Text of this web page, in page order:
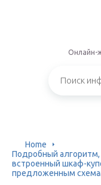
Онлайн-
Home
Подробный
встроенный шкаф-
предложенным